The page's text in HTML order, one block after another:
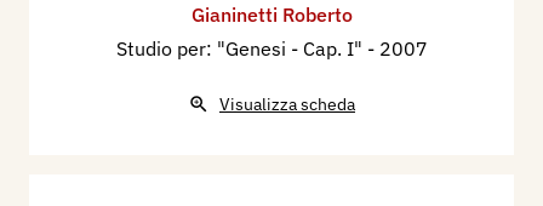
Gianinetti Roberto
Studio per: "Genesi - Cap. I" - 2007
Visualizza scheda